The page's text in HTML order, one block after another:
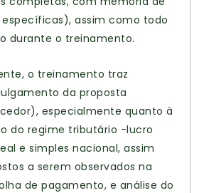
assim como todo
durante o treinamento.
o treinamento traz
da proposta
especialmente quanto à
do regime tributário -lucro
e simples nacional, assim
a serem observados na
de pagamento, e análise do